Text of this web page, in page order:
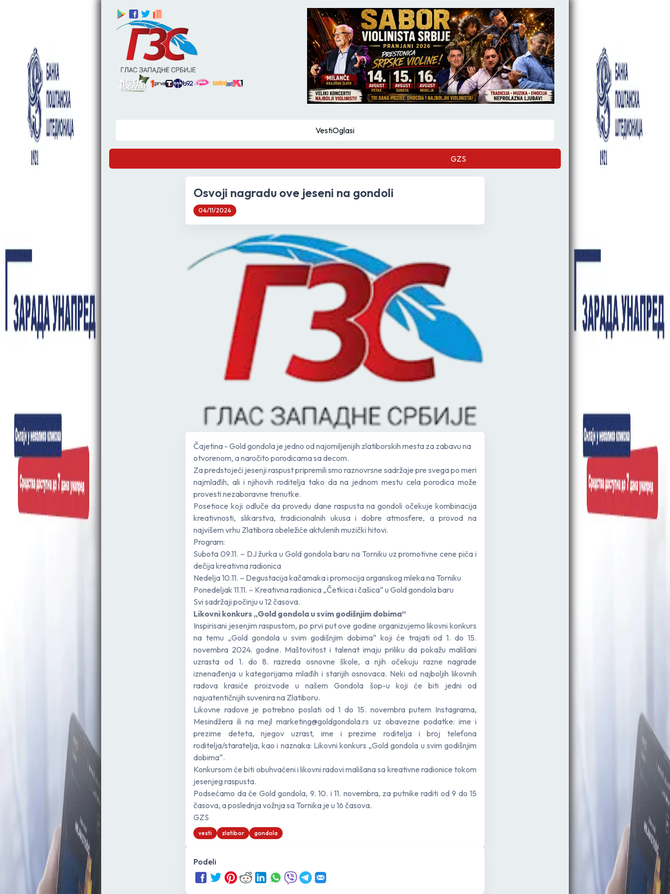
VestiOglasi
Osvoji nagradu ove jeseni na gondoli
04/11/2024
Čajetina - Gold gondola je jedno od najomiljenijih zlatiborskih mesta za zabavu na
otvorenom, a naročito porodicama sa decom.
Za predstojeći jesenji raspust pripremili smo raznovrsne sadržaje pre svega po meri
najmlađih, ali i njihovih roditelja tako da na jednom mestu cela porodica može
provesti nezaboravne trenutke.
Posetioce koji odluče da provedu dane raspusta na gondoli očekuje kombinacija
kreativnosti, slikarstva, tradicionalnih ukusa i dobre atmosfere, a provod na
najvišem vrhu Zlatibora obeležiće aktulenih muzički hitovi.
Program:
Subota 09.11. – DJ žurka u Gold gondola baru na Torniku uz promotivne cene pića i
dečija kreativna radionica
Nedelja 10.11. – Degustacija kačamaka i promocija organskog mleka na Torniku
Ponedeljak 11.11. – Kreativna radionica „Četkica i čašica“ u Gold gondola baru
Svi sadržaji počinju u 12 časova.
Likovni konkurs „Gold gondola u svim godišnjim dobima“
Inspirisani jesenjim raspustom, po prvi put ove godine organizujemo likovni konkurs
na temu „Gold gondola u svim godišnjim dobima“ koji će trajati od 1. do 15.
novembra 2024. godine. Maštovitost i talenat imaju priliku da pokažu mališani
uzrasta od 1. do 8. razreda osnovne škole, a njih očekuju razne nagrade
iznenađenja u kategorijama mlađih i starijih osnovaca. Neki od najboljih likovnih
radova krasiće proizvode u našem Gondola šop-u koji će biti jedni od
najuatentičnijih suvenira na Zlatiboru.
Likovne radove je potrebno poslati od 1 do 15. novembra putem Instagrama,
Mesindžera ili na mejl marketing@goldgondola.rs uz obavezne podatke: ime i
prezime deteta, njegov uzrast, ime i prezime roditelja i broj telefona
roditelja/staratelja, kao i naznaka: Likovni konkurs „Gold gondola u svim godišnjim
dobima“.
Konkursom će biti obuhvaćeni i likovni radovi mališana sa kreativne radionice tokom
jesenjeg raspusta.
Podsećamo da će Gold gondola, 9. 10. i 11. novembra, za putnike raditi od 9 do 15
časova, a poslednja vožnja sa Tornika je u 16 časova.
GZS
vesti zlatibor gondola
Podeli